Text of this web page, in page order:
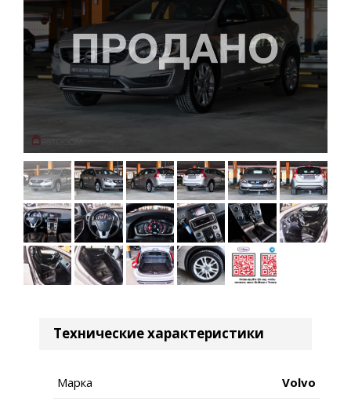
Технические характеристики
Марка Volvo